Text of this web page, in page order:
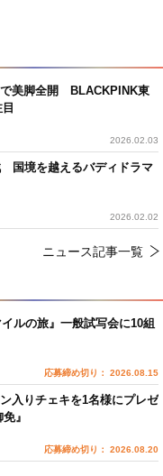
で美脚全開 BLACKPINK東
2026.02.03
国境を越えるバディドラマ
2026.02.02
ニュース記事一覧
ルの旅』一般試写会に10組
応募締め切り： 2026.08.15
入りチェキを1名様にプレゼ
』
応募締め切り： 2026.08.20